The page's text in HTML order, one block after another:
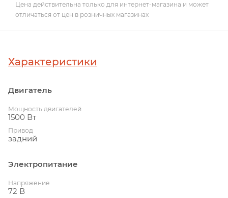
Цена действительна только для интернет-магазина и может
отличаться от цен в розничных магазинах
Характеристики
Двигатель
Мощность двигателей
1500 Вт
Привод
задний
Электропитание
Напряжение
72 В